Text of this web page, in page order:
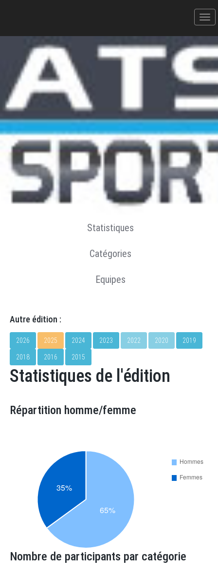
TRAIL MIREVAL - 02/02/2025
8 km - La Mirevalaise
Donner votre avis
Aperçu
Résultats
Statistiques
Catégories
Equipes
Autre édition :
2026 2025 2024 2023 2022 2020 2019
2018 2016 2015
Statistiques de l'édition
Répartition homme/femme
Nombre de participants par catégorie